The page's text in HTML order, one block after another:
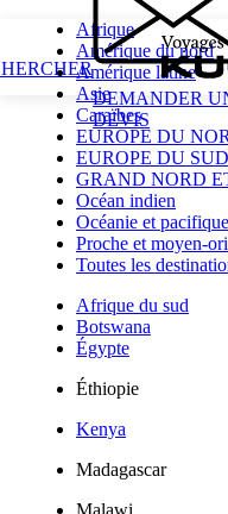
DEMANDER
DEVIS
Afrique
Amérique du nord
Amérique latine
Asie
Caraïbes
EUROPE DU
EUROPE DU SUD
GRAND NORD
Océan indien
Océanie et pacifique
Proche et moyen-
Toutes les
Afrique du sud
Botswana
Égypte
Éthiopie
Kenya
Madagascar
Malawi